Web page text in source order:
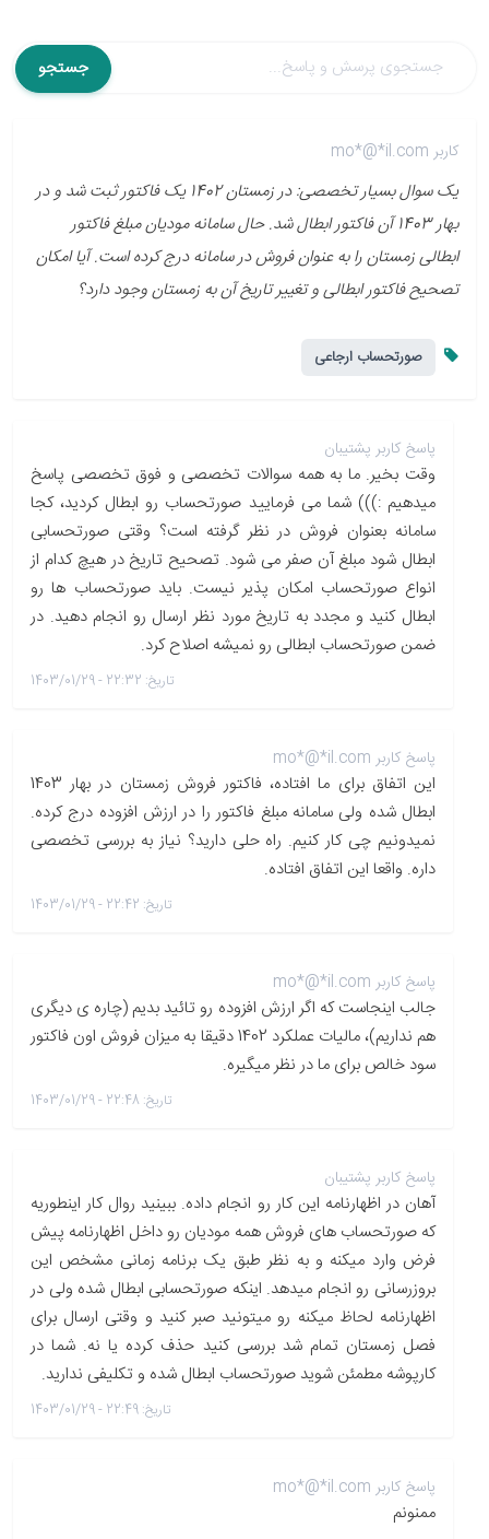
جستجو
کاربر mo*@*il.com
یک سوال بسیار تخصصی: در زمستان 1402 یک فاکتور ثبت شد و در
بهار 1403 آن فاکتور ابطال شد. حال سامانه مودیان مبلغ فاکتور
ابطالی زمستان را به عنوان فروش در سامانه درج کرده است. آیا امکان
تصحیح فاکتور ابطالی و تغییر تاریخ آن به زمستان وجود دارد؟
صورتحساب ارجاعی
پاسخ کاربر پشتیبان
وقت بخیر. ما به همه سوالات تخصصی و فوق تخصصی پاسخ
میدهیم :))) شما می فرمایید صورتحساب رو ابطال کردید، کجا
سامانه بعنوان فروش در نظر گرفته است؟ وقتی صورتحسابی
ابطال شود مبلغ آن صفر می شود. تصحیح تاریخ در هیچ کدام از
انواع صورتحساب امکان پذیر نیست. باید صورتحساب ها رو
ابطال کنید و مجدد به تاریخ مورد نظر ارسال رو انجام دهید. در
ضمن صورتحساب ابطالی رو نمیشه اصلاح کرد.
تاریخ: 22:32 - 1403/01/29
پاسخ کاربر mo*@*il.com
این اتفاق برای ما افتاده، فاکتور فروش زمستان در بهار 1403
ابطال شده ولی سامانه مبلغ فاکتور را در ارزش افزوده درج کرده.
نمیدونیم چی کار کنیم. راه حلی دارید؟ نیاز به بررسی تخصصی
داره. واقعا این اتفاق افتاده.
تاریخ: 22:42 - 1403/01/29
پاسخ کاربر mo*@*il.com
جالب اینجاست که اگر ارزش افزوده رو تائید بدیم (چاره ی دیگری
هم نداریم)، مالیات عملکرد 1402 دقیقا به میزان فروش اون فاکتور
سود خالص برای ما در نظر میگیره.
تاریخ: 22:48 - 1403/01/29
پاسخ کاربر پشتیبان
آهان در اظهارنامه این کار رو انجام داده. ببینید روال کار اینطوریه
که صورتحساب های فروش همه مودیان رو داخل اظهارنامه پیش
فرض وارد میکنه و به نظر طبق یک برنامه زمانی مشخص این
بروزرسانی رو انجام میدهد. اینکه صورتحسابی ابطال شده ولی در
اظهارنامه لحاظ میکنه رو میتونید صبر کنید و وقتی ارسال برای
فصل زمستان تمام شد بررسی کنید حذف کرده یا نه. شما در
کارپوشه مطمئن شوید صورتحساب ابطال شده و تکلیفی ندارید.
تاریخ: 22:49 - 1403/01/29
پاسخ کاربر mo*@*il.com
ممنونم